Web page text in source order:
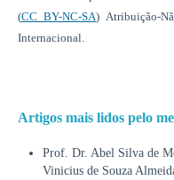
(CC BY-NC-SA) Atribuição-
Internacional.
Artigos mais lidos pelo
Prof. Dr. Abel Silva de
Vinicius de Souza